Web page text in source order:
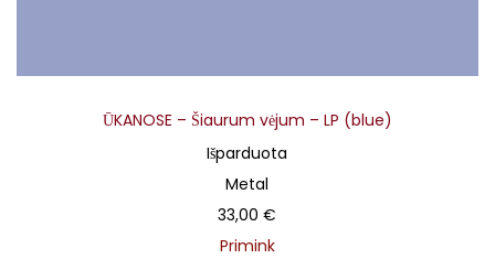
ŪKANOSE – Šiaurum vėjum – LP (blue)
Išparduota
Metal
33,00€
Primink